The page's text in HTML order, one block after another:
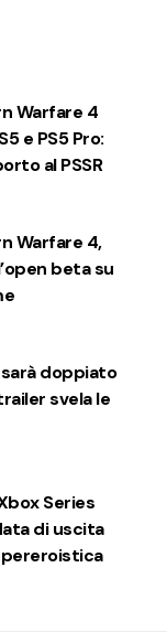
Warfare 4
e PS5 Pro:
al PSSR
Warfare 4,
beta su
sarà doppiato
svela le
Series
di uscita